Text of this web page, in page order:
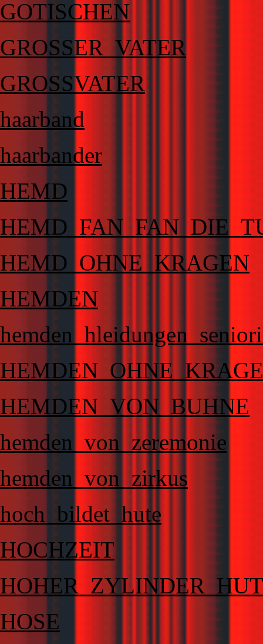
GOTISCHEN
GROSSER_VATER
GROSSVATER
haarband
haarbander
HEMD
HEMD_OHNE_KRAGEN
HEMDEN
HEMDEN_VON_BUHNE
hemden_von_zeremonie
hemden_von_zirkus
hoch_bildet_hute
HOCHZEIT
HOSE